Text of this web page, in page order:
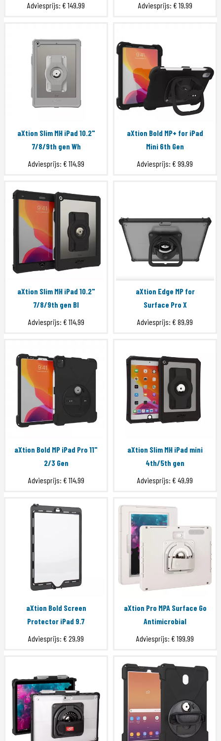
Adviesprijs: € 149,99
Adviesprijs: € 19,99
aXtion Slim MH iPad 10.2"
7/8/9th gen Wh
Adviesprijs: € 114,99
aXtion Bold MP+ for iPad
Mini 6th Gen
Adviesprijs: € 99,99
aXtion Slim MH iPad 10.2"
7/8/9th gen Bl
Adviesprijs: € 114,99
aXtion Edge MP for
Surface Pro X
Adviesprijs: € 89,99
aXtion Bold MP iPad Pro 11"
2/3 Gen
Adviesprijs: € 114,99
aXtion Slim MH iPad mini
4th/5th gen
Adviesprijs: € 49,99
aXtion Bold Screen
Protector iPad 9.7
Adviesprijs: € 29,99
aXtion Pro MPA Surface Go
Antimicrobial
Adviesprijs: € 199,99